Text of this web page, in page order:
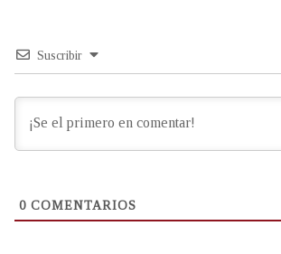
Suscribir
0 COMENTARIOS